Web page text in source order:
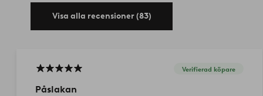
Visa alla recensioner (83)
Verifierad köpare
Påslakan